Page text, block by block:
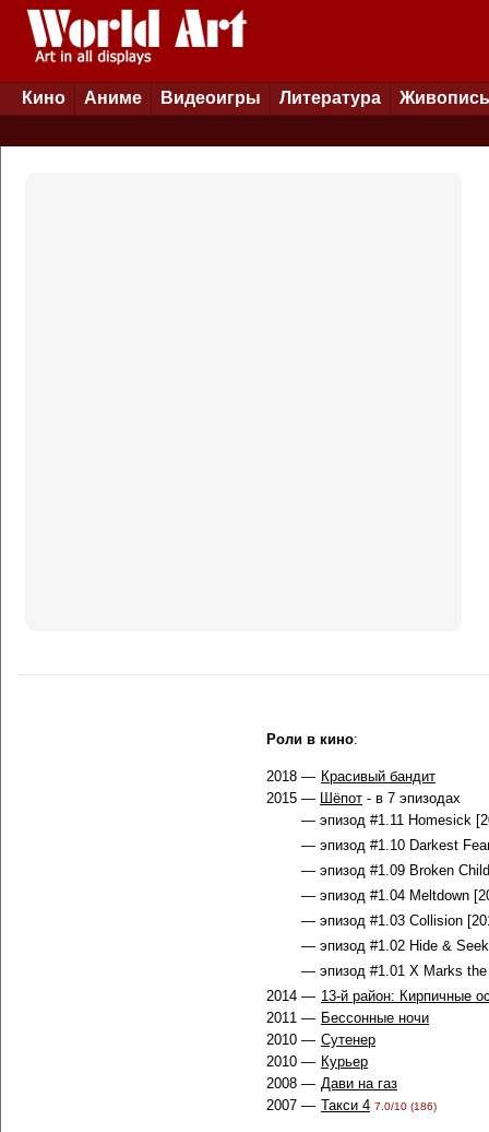
Кино Аниме Видеоигры Литература Живопись
Роли в кино:
2018 — Красивый бандит
2015 — Шёпот - в 7 эпизодах
— эпизод #1.11 Homesick
— эпизод #1.10 Darkest
— эпизод #1.09 Broken
— эпизод #1.04 Meltdown
— эпизод #1.03 Collision
— эпизод #1.02 Hide &
— эпизод #1.01 X Marks
2014 — 13-й район: Кирпичные
2011 — Бессонные ночи
2010 — Сутенер
2010 — Курьер
2008 — Дави на газ
2007 — Такси 4 7.0/10 (186)